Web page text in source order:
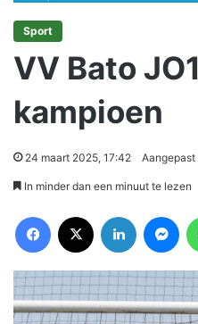
Sport
VV Bato
kampioen
24 maart 2025, 17:42 Aangepast
In minder dan een minuut te lezen